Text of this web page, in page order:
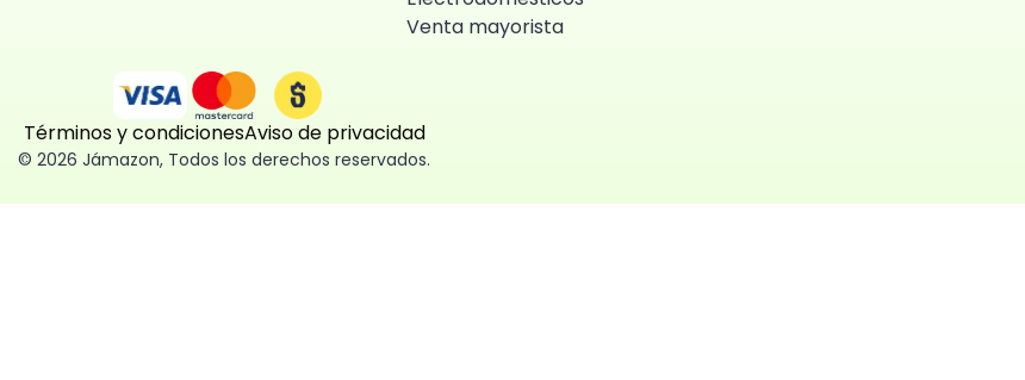
Venta mayorista
Términos y condicionesAviso de privacidad
© 2026 Jámazon, Todos los derechos reservados.